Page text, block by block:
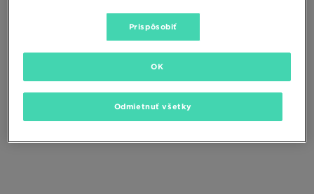
Žiadne produkty na zobrazenie
Zmeňte kritériá vyhľadávania alebo
odstráňte vybrané filtre
Prispôsobiť
Odmietnuť všetky
OK